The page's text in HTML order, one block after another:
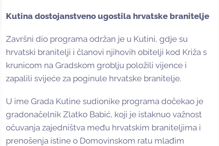
Kutina dostojanstveno ugostila hrvatske branitelje
Završni dio programa održan je u Kutini, gdje su
hrvatski branitelji i članovi njihovih obitelji kod Križa s
krunicom na Gradskom groblju položili vijence i
zapalili svijeće za poginule hrvatske branitelje.
U ime Grada Kutine sudionike programa dočekao je
gradonačelnik Zlatko Babić, koji je istaknuo važnost
očuvanja zajedništva među hrvatskim braniteljima i
prenošenja istine o Domovinskom ratu mlađim